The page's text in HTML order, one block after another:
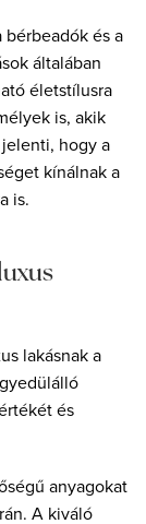
és a
általában
életstílusra
is, akik
hogy a
kínálnak a
is.
lakásnak a
és
anyagokat
A kiváló